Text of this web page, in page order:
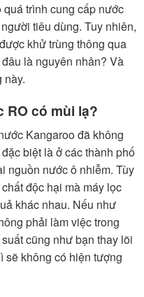
trình cung cấp nước
tiêu dùng. Tuy nhiên,
khử trùng thông qua
là nguyên nhân? Và
này.
RO có mùi lạ?
Kangaroo đã không
biệt là ở các thành phố
nguồn nước ô nhiễm. Tùy
độc hại mà máy lọc
khác nhau. Nếu như
phải làm việc trong
cũng như bạn thay lõi
sẽ không có hiện tượng